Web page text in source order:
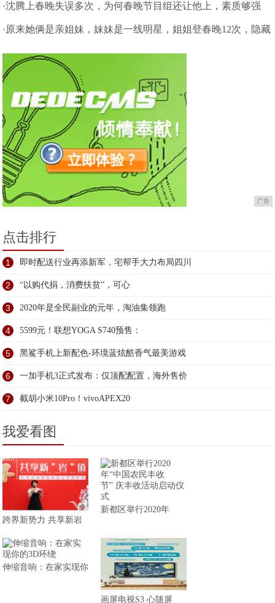
办？
·沈腾上春晚失误多次，为何春晚节目组还让他上，素质够强
·原来她俩是亲姐妹，妹妹是一线明星，姐姐登春晚12次，隐藏
得够深
广告
点击排行
1 即时配送行业再添新军，宅帮手大力布局四川
2 “以购代捐，消费扶贫”，可心
3 2020年是全民副业的元年，淘油集领跑
4 5599元！联想YOGA S740预售：
5 黑鲨手机上新配色-环境蓝炫酷香气最美游戏
6 一加手机3正式发布：仅顶配配置，海外售价
7 截胡小米10Pro！vivoAPEX20
我爱看图
跨界新势力 共享新岩
新都区举行2020年
伸缩音响：在家实现你
画屏电视S3 心随屏